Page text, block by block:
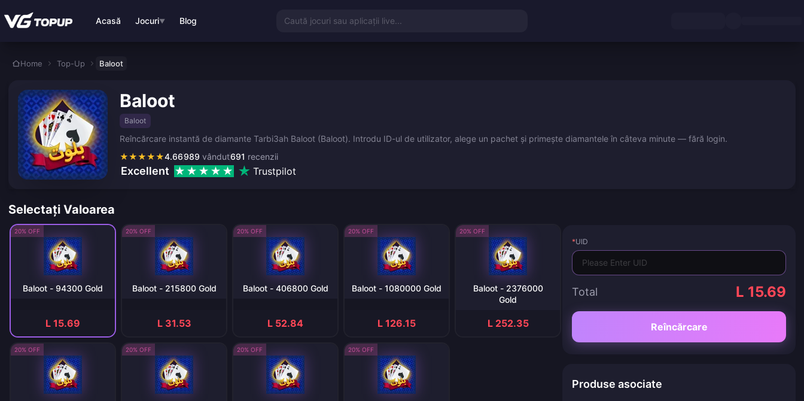
Acasă Jocuri▼ Blog Caută jocuri sau aplicații live...
Home Top-Up Baloot
Baloot
Baloot
Reîncărcare instantă de diamante Tarbi3ah Baloot (Baloot). Introdu ID-ul de utilizator, alege un pachet și primește diamantele în câteva minute — fără login.
★★★★★4.66 691 recenzii
989 vândut
Excellent Trustpilot
Selectați Valoarea
20% OFF
Baloot - 94300 Gold
L 15.69
20% OFF
Baloot - 215800 Gold
L 31.53
20% OFF
Baloot - 406800 Gold
L 52.84
20% OFF
Baloot - 1080000 Gold
L 126.15
20% OFF
Baloot - 2376000
Gold
L 252.35
20% OFF 20% OFF 20% OFF 20% OFF
*UID
Total L 15.69
Reîncărcare
Produse asociate